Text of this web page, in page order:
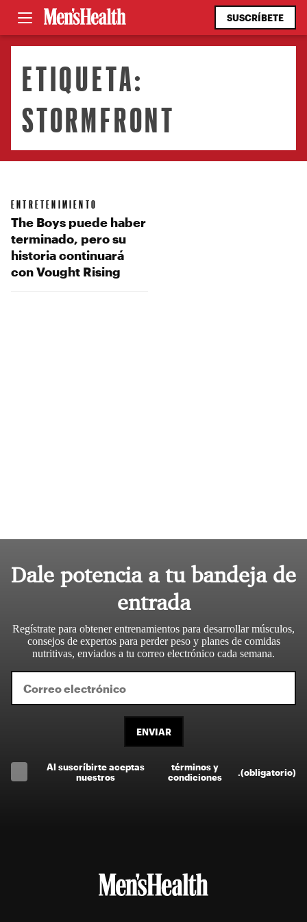
SUSCRÍBETE
ETIQUETA:
STORMFRONT
ENTRETENIMIENTO
The Boys puede haber
terminado, pero su
historia continuará
con Vought Rising
Dale potencia a tu bandeja de
entrada
Regístrate para obtener entrenamientos para desarrollar músculos,
consejos de expertos para perder peso y planes de comidas
nutritivas, enviados a tu correo electrónico cada semana.
ENVIAR
Al suscríbirte aceptas
nuestros
términos y
condiciones
(obligatorio)